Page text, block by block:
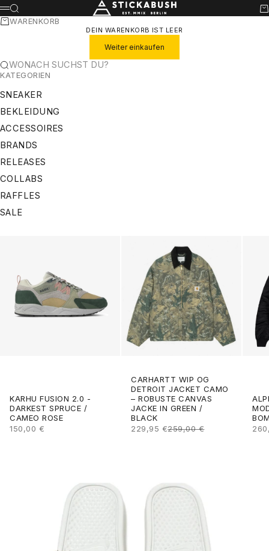
ZUM INHALT SPRINGEN STICKABUSH
MENÜ
SUCHE
WARENKORB
DEIN WARENKORB IST LEER
Weiter einkaufen
WONACH SUCHST DU?
KATEGORIEN
SNEAKER
BEKLEIDUNG
ACCESSOIRES
BRANDS
RELEASES
COLLABS
RAFFLES
SALE
KARHU FUSION 2.0 -
DARKEST SPRUCE /
CAMEO ROSE
ANGEBOT
150,00 €
CARHARTT WIP OG
DETROIT JACKET CAMO
– ROBUSTE CANVAS
JACKE IN GREEN /
BLACK
ANGEBOT
229,95 €REGULÄRER PREIS
259,00 €